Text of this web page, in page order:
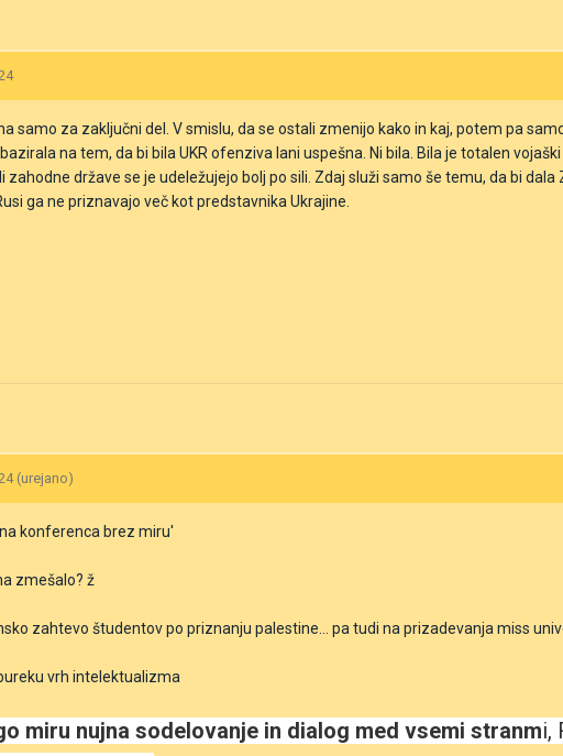
samo za zaključni del. V smislu, da se ostali zmenijo kako in kaj, potem pa
na tem, da bi bila UKR ofenziva lani uspešna. Ni bila. Bila je totalen
zahodne države se je udeležujejo bolj po sili. Zdaj služi samo še temu, da bi
ga ne priznavajo več kot predstavnika Ukrajine.
(urejano)
konferenca brez miru'
zmešalo? ž
zahtevo študentov po priznanju palestine... pa tudi na prizadevanja miss
vrh intelektualizma
miru nujna sodelovanje in dialog med vsemi stranmi,